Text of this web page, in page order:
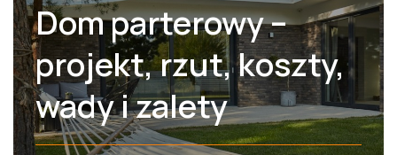
Dom parterowy –
projekt, rzut, koszty,
wady i zalety